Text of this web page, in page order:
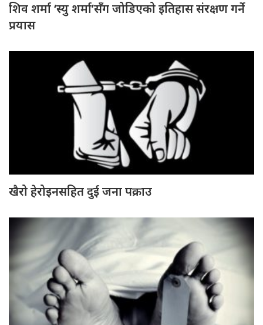
शिव शर्मा ‘स्यु शर्मा’सँग जोडिएको इतिहास संरक्षण गर्ने
प्रयास
खैरो हेरोइनसहित दुई जना पक्राउ